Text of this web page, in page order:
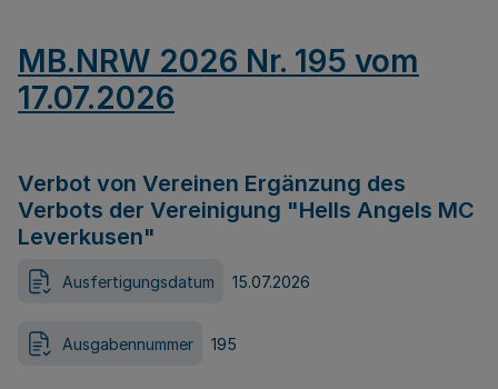
MB.NRW 2026 Nr. 195 vom
17.07.2026
Verbot von Vereinen Ergänzung des
Verbots der Vereinigung "Hells Angels MC
Leverkusen"
Ausfertigungsdatum 15.07.2026
Ausgabennummer 195